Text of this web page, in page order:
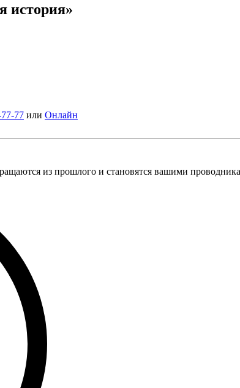
история»
77 или Онлайн
из прошлого и становятся вашими